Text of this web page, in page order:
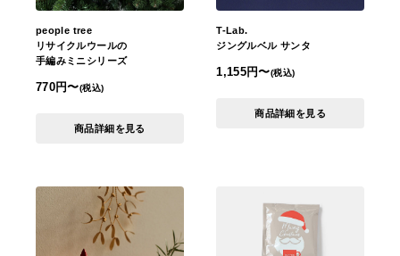
people tree
リサイクルウールの
手編みミニシリーズ
770円〜(税込)
商品詳細を見る
T-Lab.
ジングルベル サンタ
1,155円〜(税込)
商品詳細を見る